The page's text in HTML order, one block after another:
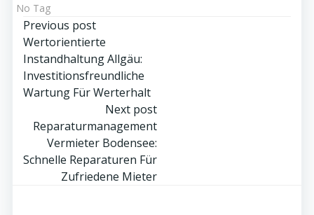
No Tag
Post
navigation
Previous post
Wertorientierte
Instandhaltung Allgäu:
Investitionsfreundliche
Wartung Für Werterhalt
Post
navigation
Next post
Reparaturmanagement
Vermieter Bodensee:
Schnelle Reparaturen Für
Zufriedene Mieter